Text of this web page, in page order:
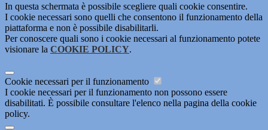
In questa schermata è possibile scegliere quali cookie consentire.
I cookie necessari sono quelli che consentono il funzionamento della
piattaforma e non è possibile disabilitarli.
Per conoscere quali sono i cookie necessari al funzionamento potete
visionare la COOKIE POLICY.
Cookie necessari per il funzionamento
I cookie necessari per il funzionamento non possono essere
disabilitati. È possibile consultare l'elenco nella pagina della cookie
policy.